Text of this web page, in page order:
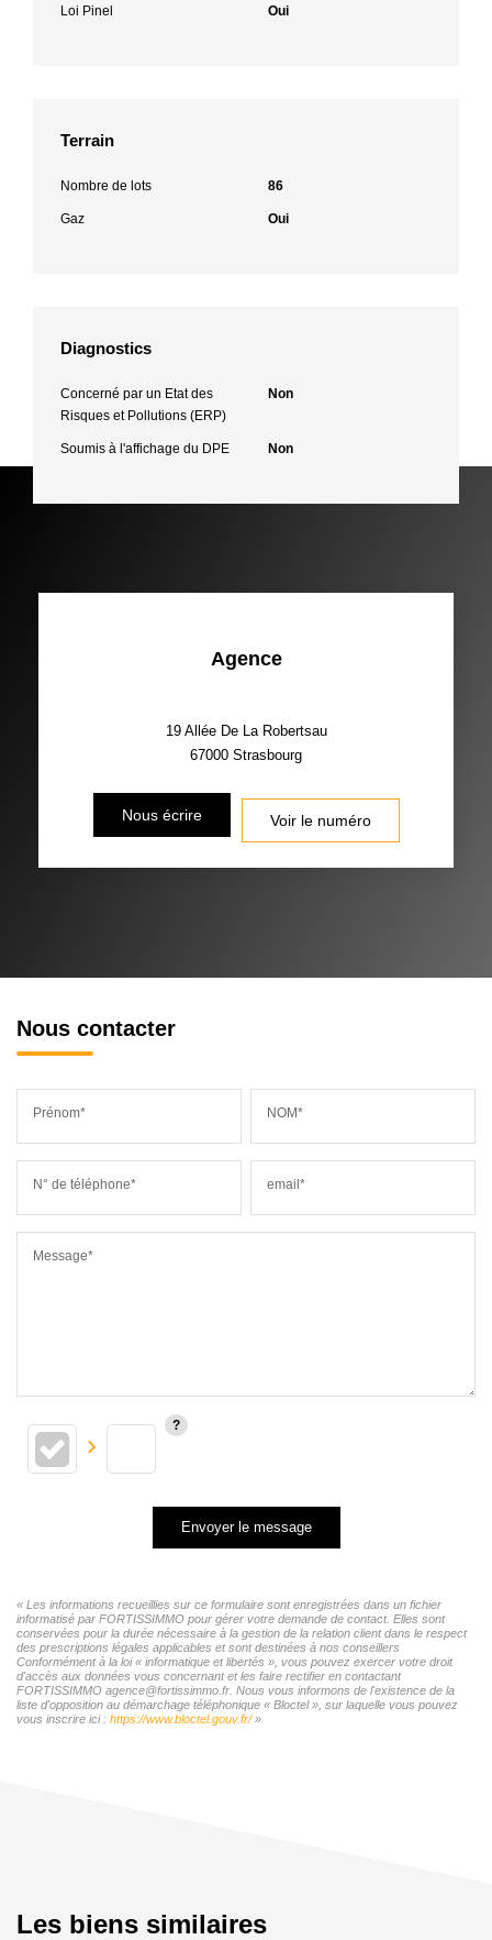
Loi Pinel Oui
Terrain
Nombre de lots 86
Gaz Oui
Diagnostics
Concerné par un Etat des
Risques et Pollutions (ERP)
Non
Soumis à l'affichage du DPE Non
Agence
19 Allée De La Robertsau
67000 Strasbourg
Nous écrire Voir le numéro
Nous contacter
Prénom* NOM*
N° de téléphone* email*
Message*
Envoyer le message
« Les informations recueillies sur ce formulaire sont enregistrées dans un fichier
informatisé par FORTISSIMMO pour gérer votre demande de contact. Elles sont
conservées pour la durée nécessaire à la gestion de la relation client dans le respect
des prescriptions légales applicables et sont destinées à nos conseillers
Conformément à la loi « informatique et libertés », vous pouvez exercer votre droit
d'accès aux données vous concernant et les faire rectifier en contactant
FORTISSIMMO agence@fortissimmo.fr. Nous vous informons de l'existence de la
liste d'opposition au démarchage téléphonique « Bloctel », sur laquelle vous pouvez
vous inscrire ici : https://www.bloctel.gouv.fr/»
Les biens similaires